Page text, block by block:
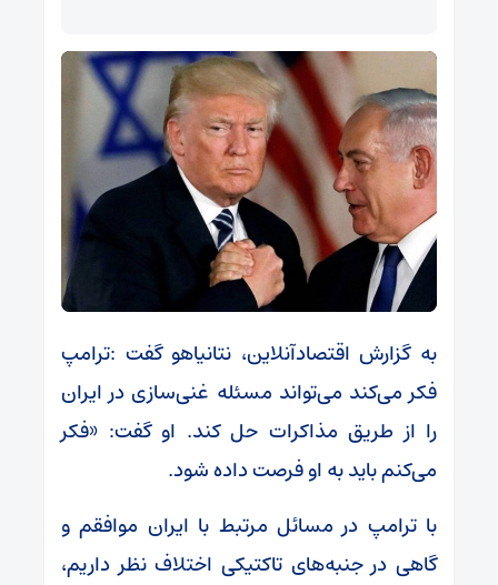
به گزارش اقتصادآنلاین، نتانیاهو گفت :ترامپ
فکر می‌کند می‌تواند مسئله غنی‌سازی در ایران
را از طریق مذاکرات حل کند. او گفت: «فکر
می‌کنم باید به او فرصت داده شود.
با ترامپ در مسائل مرتبط با ایران موافقم و
گاهی در جنبه‌های تاکتیکی اختلاف نظر داریم،